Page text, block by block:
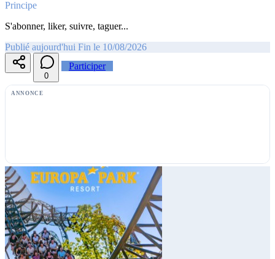
Principe
S'abonner, liker, suivre, taguer...
Publié aujourd'hui Fin le 10/08/2026
0
Participer
ANNONCE